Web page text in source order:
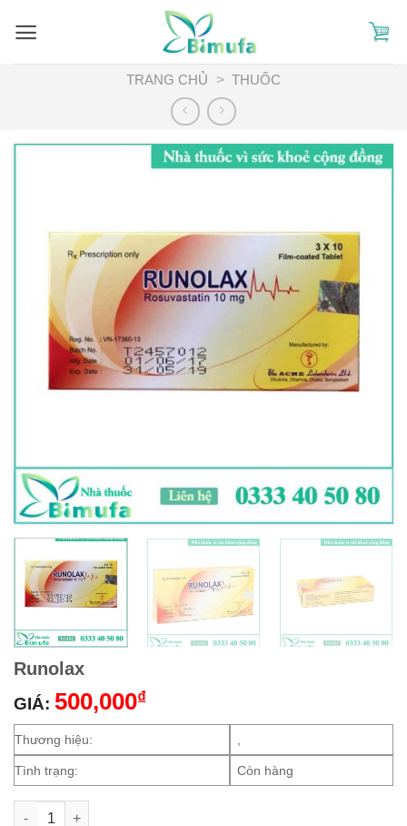
TRANG CHỦ
> THUỐC
Runolax
GIÁ: 500,000₫
Thương hiệu: ,
Tình trạng: Còn hàng